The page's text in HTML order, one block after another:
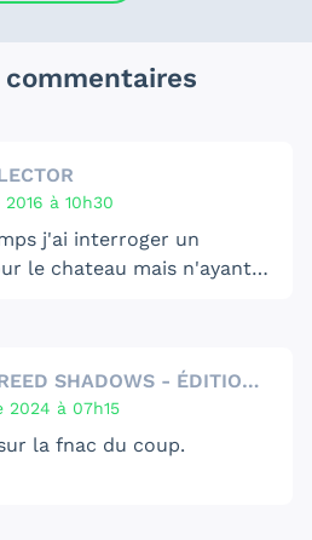
commentaires
à 10h30
j'ai interroger un
le chateau mais n'ayant
tombé c'est bien
(PS5) ASSASSIN'S CREED SHADOWS - ÉDITION COLLECTOR
2024 à 07h15
la fnac du coup.